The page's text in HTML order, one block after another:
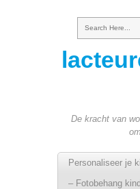
Search Here...
De kracht van
Personaliseer je
– Fotobehang